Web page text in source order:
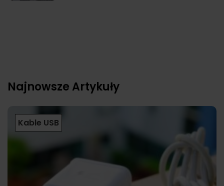
Najnowsze Artykuły
Kable USB